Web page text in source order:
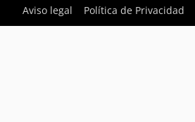
Aviso legal
Política de Privacidad